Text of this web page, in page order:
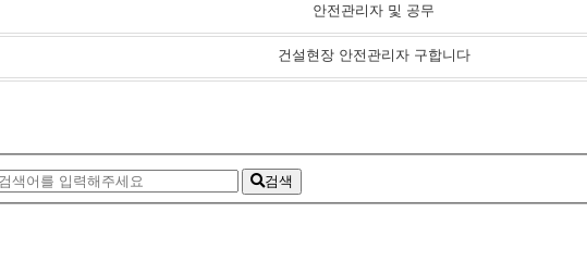
안전관리자 및 공무
건설현장 안전관리자 구합니다
검색